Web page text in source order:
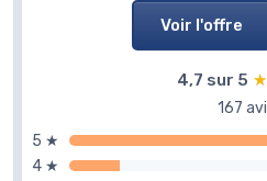
Voir l'offre
4,7 sur 5
167
5 ★
4 ★